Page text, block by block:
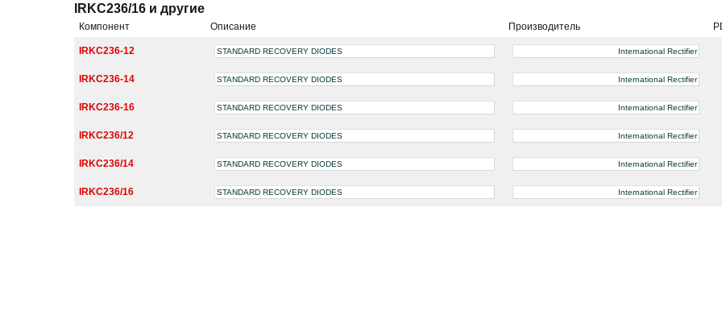
IRKC236/16 и другие
Компонент Описание Производитель
IRKC236-12 STANDARD RECOVERY DIODES International Rectifier
IRKC236-14 STANDARD RECOVERY DIODES International Rectifier
IRKC236-16 STANDARD RECOVERY DIODES International Rectifier
IRKC236/12 STANDARD RECOVERY DIODES International Rectifier
IRKC236/14 STANDARD RECOVERY DIODES International Rectifier
IRKC236/16 STANDARD RECOVERY DIODES International Rectifier